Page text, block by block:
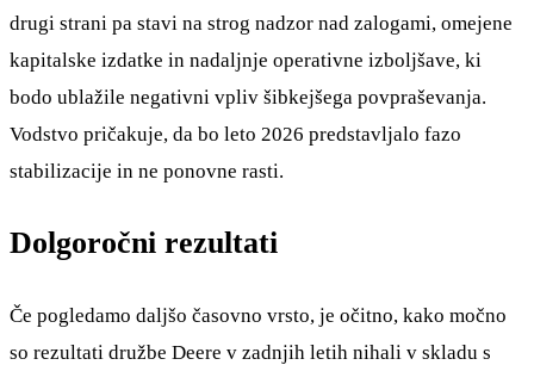
drugi strani pa stavi na strog nadzor nad zalogami, omejene
kapitalske izdatke in nadaljnje operativne izboljšave, ki
bodo ublažile negativni vpliv šibkejšega povpraševanja.
Vodstvo pričakuje, da bo leto 2026 predstavljalo fazo
stabilizacije in ne ponovne rasti.
Dolgoročni rezultati
Če pogledamo daljšo časovno vrsto, je očitno, kako močno
so rezultati družbe Deere v zadnjih letih nihali v skladu s